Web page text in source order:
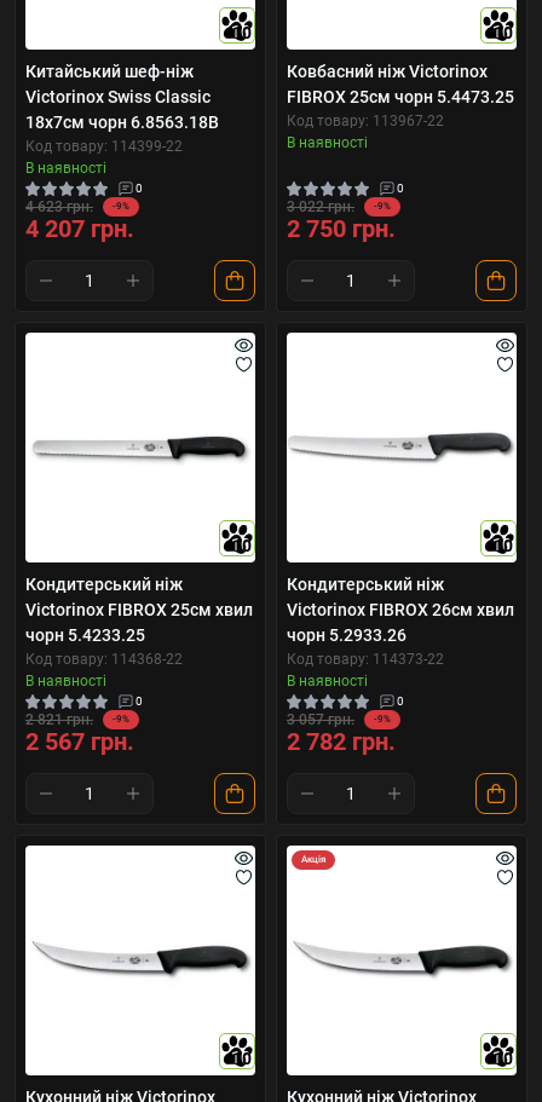
10
Китайський шеф-ніж
Victorinox Swiss Classic
18x7см чорн 6.8563.18B
Код товару: 114399-22
В наявності
0
4 623 грн. -9%
4 207 грн.
10
Ковбасний ніж Victorinox
FIBROX 25см чорн 5.4473.25
Код товару: 113967-22
В наявності
0
3 022 грн. -9%
2 750 грн.
10
Кондитерський ніж
Victorinox FIBROX 25см хвил
чорн 5.4233.25
Код товару: 114368-22
В наявності
0
2 821 грн. -9%
2 567 грн.
10
Кондитерський ніж
Victorinox FIBROX 26см хвил
чорн 5.2933.26
Код товару: 114373-22
В наявності
0
3 057 грн. -9%
2 782 грн.
10
Кухонний ніж Victorinox
Акція
10
Кухонний ніж Victorinox